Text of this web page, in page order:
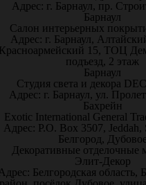
Адрес: г. Барнаул, пр.
Барнаул
Салон интерьерных
Адрес: г. Барнаул,
15, ТОЦ
подъезд, 2 этаж
Барнаул
Студия света и декора
Адрес: г. Барнаул, ул.
Бахрейн
Exotic International General
Адрес: P.O. Box 3507, Jeddah,
Белгород, Дубовое
Декоративные отделочные
Элит-Декор
Белгородская область,